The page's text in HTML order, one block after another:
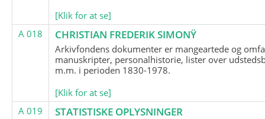
[Klik for at se]
A 018
CHRISTIAN FREDERIK SIMONŸ
Arkivfondens dokumenter er mangeartede og
manuskripter, personalhistorie, lister over
m.m. i perioden 1830-1978.
[Klik for at se]
A 019
STATISTISKE OPLYSNINGER